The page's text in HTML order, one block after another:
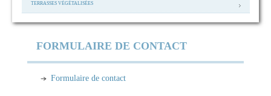
TERRASSES VÉGÉTALISÉES
FORMULAIRE DE CONTACT
Formulaire de contact